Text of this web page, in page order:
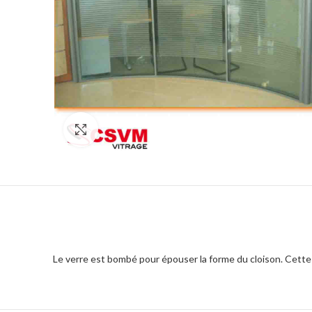
Click to enlarge
Le verre est bombé pour épouser la forme du cloison.